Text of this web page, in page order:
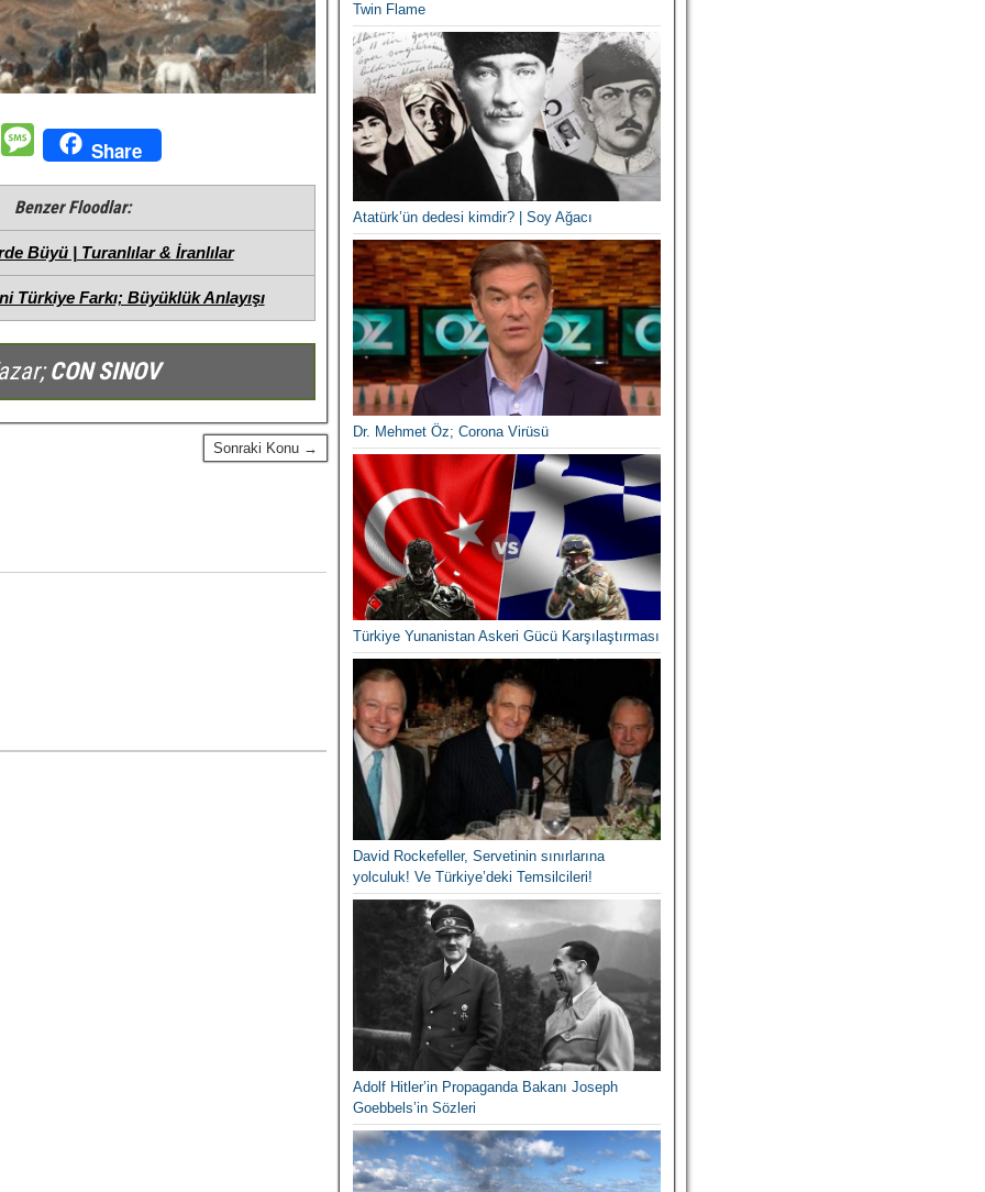
M
M
s
a
g
Share
Benzer Floodlar:
Büyü | Turanlılar & İranlılar
Türkiye Farkı; Büyüklük Anlayışı
Sonraki Konu →
Twin Flame
Atatürk’ün dedesi kimdir? | Soy Ağacı
Dr. Mehmet Öz; Corona Virüsü
Türkiye Yunanistan Askeri Gücü Karşılaştırması
David Rockefeller, Servetinin sınırlarına
yolculuk! Ve Türkiye’deki Temsilcileri!
Adolf Hitler’in Propaganda Bakanı Joseph
Goebbels’in Sözleri